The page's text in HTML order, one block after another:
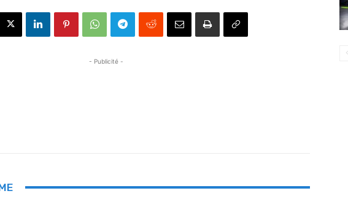
- Publicité -